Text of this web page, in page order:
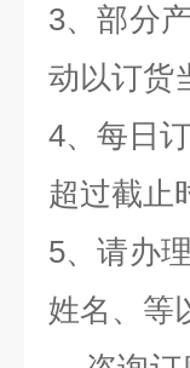
3、部分
动以订货
4、每日
超过截止
5、请办
姓名、等